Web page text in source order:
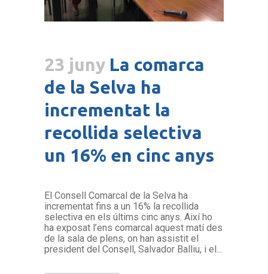
23 juny La comarca
de la Selva ha
incrementat la
recollida selectiva
un 16% en cinc anys
El Consell Comarcal de la Selva ha
incrementat fins a un 16% la recollida
selectiva en els últims cinc anys. Així ho
ha exposat l’ens comarcal aquest matí des
de la sala de plens, on han assistit el
president del Consell, Salvador Balliu, i el...